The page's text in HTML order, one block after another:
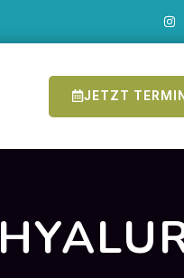
JETZT